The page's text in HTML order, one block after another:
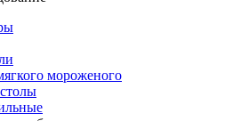
мороженого